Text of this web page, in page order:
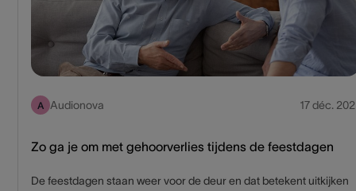
A Audionova 17 déc.
Zo ga je om met gehoorverlies tijdens de feestdagen
De feestdagen staan weer voor de deur en dat betekent uitkijken